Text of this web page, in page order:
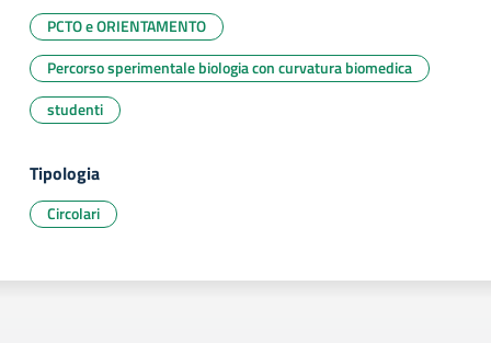
PCTO e ORIENTAMENTO
Percorso sperimentale biologia con curvatura biomedica
studenti
Tipologia
Circolari